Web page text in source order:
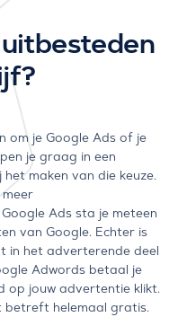
om je Google Ads of je
je graag in een
maken van die keuze.
Ads sta je meteen
van Google. Echter is
in het adverterende deel
Adwords betaal je
op jouw advertentie klikt.
betreft helemaal gratis.